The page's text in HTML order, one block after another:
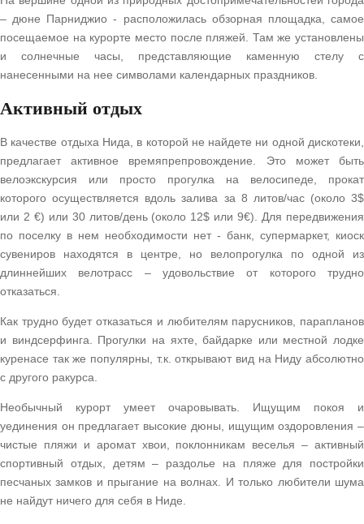
– дюне Парниджио - расположилась обзорная площадка, самое
посещаемое на курорте место после пляжей. Там же установлены
и солнечные часы, представляющие каменную стелу с
нанесенными на нее символами календарных праздников.
Активный отдых
В качестве отдыха Нида, в которой не найдете ни одной дискотеки,
предлагает активное времяпрепровождение. Это может быть
велоэкскурсия или просто прогулка на велосипеде, прокат
которого осуществляется вдоль залива за 8 литов/час (около 3$
или 2 €) или 30 литов/день (около 12$ или 9€). Для передвижения
по поселку в нем необходимости нет - банк, супермаркет, киоск
сувениров находятся в центре, но велопрогулка по одной из
длиннейших велотрасс – удовольствие от которого трудно
отказаться.
Как трудно будет отказаться и любителям парусников, парапланов
и виндсерфинга. Прогулки на яхте, байдарке или местной лодке
куренасе так же популярны, т.к. открывают вид на Ниду абсолютно
с другого ракурса.
Необычный курорт умеет очаровывать. Ищущим покоя и
уединения он предлагает высокие дюны, ищущим оздоровления –
чистые пляжи и аромат хвои, поклонникам веселья – активный
спортивный отдых, детям – раздолье на пляже для постройки
песчаных замков и прыгание на волнах. И только любители шума
не найдут ничего для себя в Ниде.